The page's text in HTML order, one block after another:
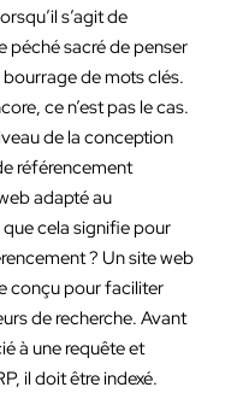
s’agit de
péché sacré de penser
de mots clés.
ce n’est pas le cas.
de la conception
référencement
adapté au
cela signifie pour
? Un site web
conçu pour faciliter
de recherche. Avant
à une requête et
il doit être indexé.